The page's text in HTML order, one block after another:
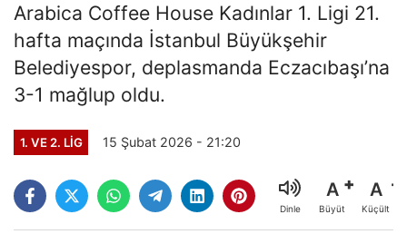
Arabica Coffee House Kadınlar 1. Ligi 21.
hafta maçında İstanbul Büyükşehir
Belediyespor, deplasmanda Eczacıbaşı’na
3-1 mağlup oldu.
1. VE 2. LIG 15 Şubat 2026 - 21:20
Dinle
A
Büyüt
A
Küçült